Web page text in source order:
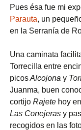
Pues ésa fue mi
Parauta, un
en la Serranía de
Una caminata
Torrecilla entre
picosAlcojona y
Juanma, buen
cortijo Rajete hoy
Las Conejeras y
recogidos en las